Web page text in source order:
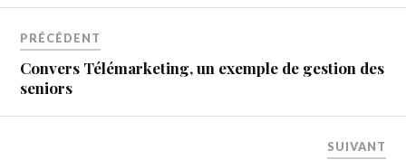
PRÉCÉDENT
Convers Télémarketing, un exemple de gestion des
seniors
SUIVANT